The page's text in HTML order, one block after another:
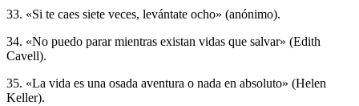
33. «Si te caes siete veces, levántate ocho» (anónimo).
34. «No puedo parar mientras existan vidas que salvar» (Edith
Cavell).
35. «La vida es una osada aventura o nada en absoluto» (Helen
Keller).